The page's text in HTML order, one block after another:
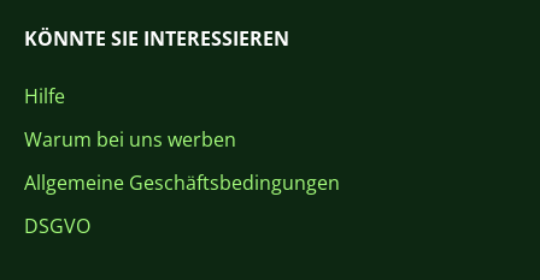
KÖNNTE SIE INTERESSIEREN
Hilfe
Warum bei uns werben
Allgemeine Geschäftsbedingungen
DSGVO